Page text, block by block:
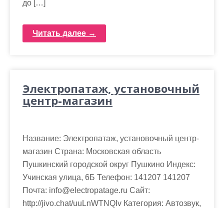
до […]
Читать далее →
Электропатаж, установочный
центр-магазин
Название: Электропатаж, установочный центр-
магазин Страна: Московская область
Пушкинский городской округ Пушкино Индекс:
Учинская улица, 6Б Телефон: 141207 141207
Почта: info@electropatage.ru Cайт:
http://jivo.chat/uuLnWTNQIv Категория: Автозвук,